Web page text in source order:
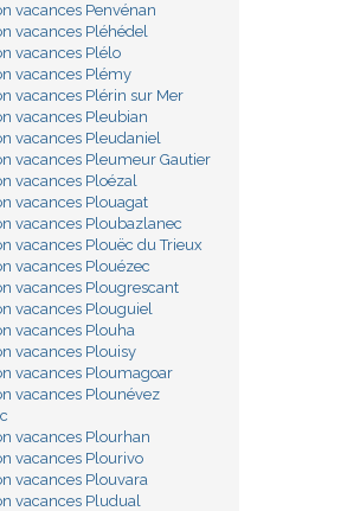
vacances Penvénan
vacances Pléhédel
vacances Plélo
vacances Plémy
vacances Plérin sur Mer
vacances Pleubian
vacances Pleudaniel
vacances Pleumeur Gautier
vacances Ploézal
vacances Plouagat
vacances Ploubazlanec
vacances Plouëc du Trieux
vacances Plouézec
vacances Plougrescant
vacances Plouguiel
vacances Plouha
vacances Plouisy
vacances Ploumagoar
vacances Plounévez
vacances Plourhan
vacances Plourivo
vacances Plouvara
vacances Pludual